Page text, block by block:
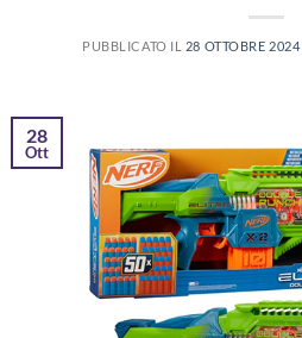
PUBBLICATO IL 28 OTTOBRE 2024
28
Ott